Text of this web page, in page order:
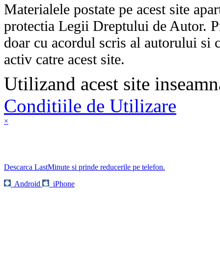
Materialele postate pe acest site
protectia Legii Dreptului de Autor.
doar cu acordul scris al autorului si
activ catre acest site.
Utilizand acest site
Conditiile de Utilizare
×
Descarca LastMinute si prinde reducerile pe telefon.
Android
iPhone